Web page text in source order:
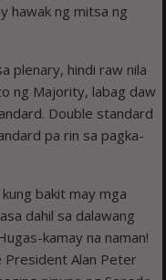
hawak ng mitsa ng
plenary, hindi raw nila
ng Majority, labag daw
Double standard
pa rin sa pagka-
bakit may mga
dahil sa dalawang
kamay na naman!
President Alan Peter